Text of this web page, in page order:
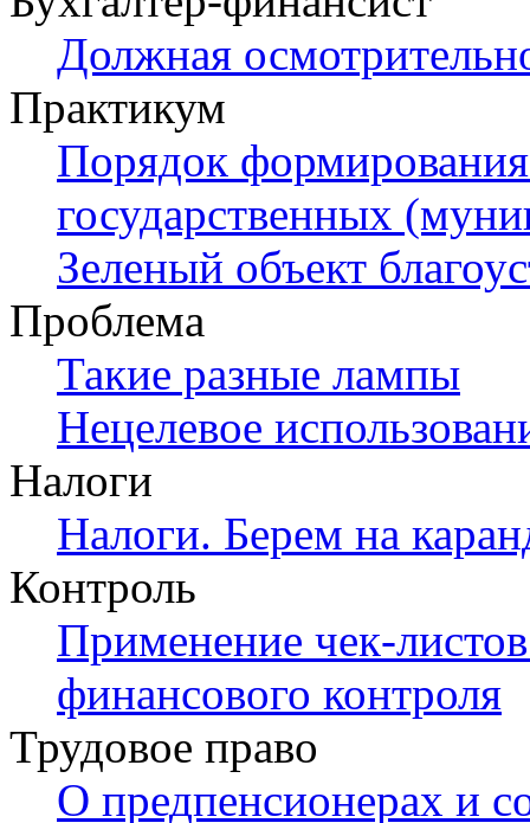
Должная
Практикум
Порядок
государственных
Зеленый объект
Проблема
Такие разные лампы
Нецелевое
Налоги
Налоги. Берем на
Контроль
Применение чек-­
финансового контроля
Трудовое право
О предпенсионерах и